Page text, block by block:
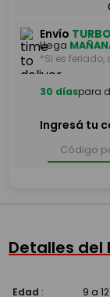
Envío TURBO
Llega
*Si es
30 díaspara
Ingresá tu
Detalles del
Edad : 9 a